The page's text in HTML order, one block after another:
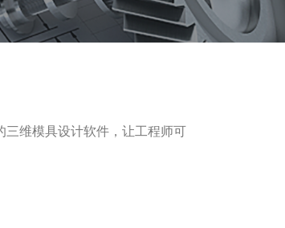
三维模具设计软件，让工程师可